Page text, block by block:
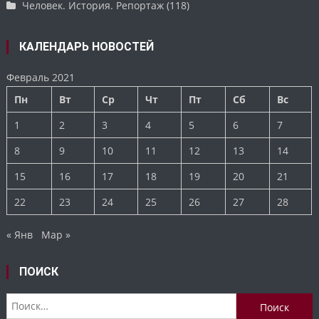
Человек. История. Репортаж (118)
КАЛЕНДАРЬ НОВОСТЕЙ
Февраль 2021
Пн
Вт Ср Чт Пт Сб
Вс
1
2 3 4 5 6
7
8
9 10 11 12 13
14
15
16 17 18 19 20
21
22
23 24 25 26 27 28
« Янв Мар »
ПОИСК
Найти: